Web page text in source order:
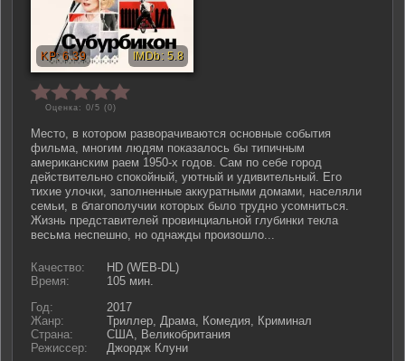
Оценка: 0/5 (0)
Место, в котором разворачиваются основные события
фильма, многим людям показалось бы типичным
американским раем 1950-х годов. Сам по себе город
действительно спокойный, уютный и удивительный. Его
тихие улочки, заполненные аккуратными домами, населяли
семьи, в благополучии которых было трудно усомниться.
Жизнь представителей провинциальной глубинки текла
весьма неспешно, но однажды произошло...
Качество:
HD (WEB-DL)
Время:
105 мин.
Год:
2017
Жанр:
Триллер, Драма, Комедия, Криминал
Страна:
США, Великобритания
Режиссер:
Джордж Клуни